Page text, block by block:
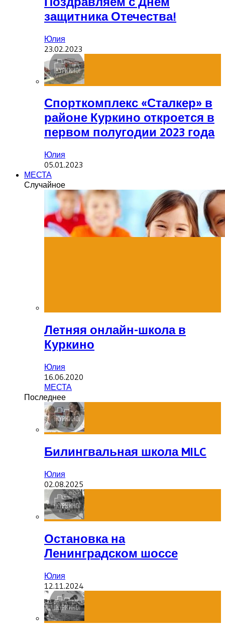
защитника Отечества!
Юлия
23.02.2023
Спорткомплекс «Сталкер» в
районе Куркино откроется в
первом полугодии 2023 года
Юлия
05.01.2023
МЕСТА
Случайное
Летняя онлайн-школа в
Куркино
Юлия
16.06.2020
МЕСТА
Последнее
Билингвальная школа MILC
Юлия
02.08.2025
Остановка на
Ленинградском шоссе
Юлия
12.11.2024